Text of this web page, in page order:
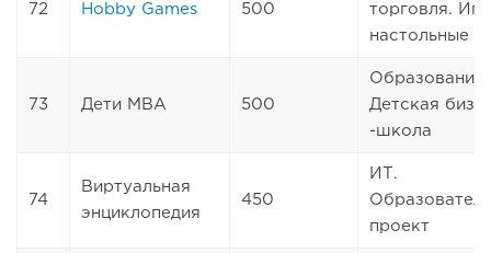
72 Hobby Games 500
торговля.
настольные
73 Дети МВА 500
Образование.
Детская
-школа
74
Виртуальная
энциклопедия
450
ИТ.
проект